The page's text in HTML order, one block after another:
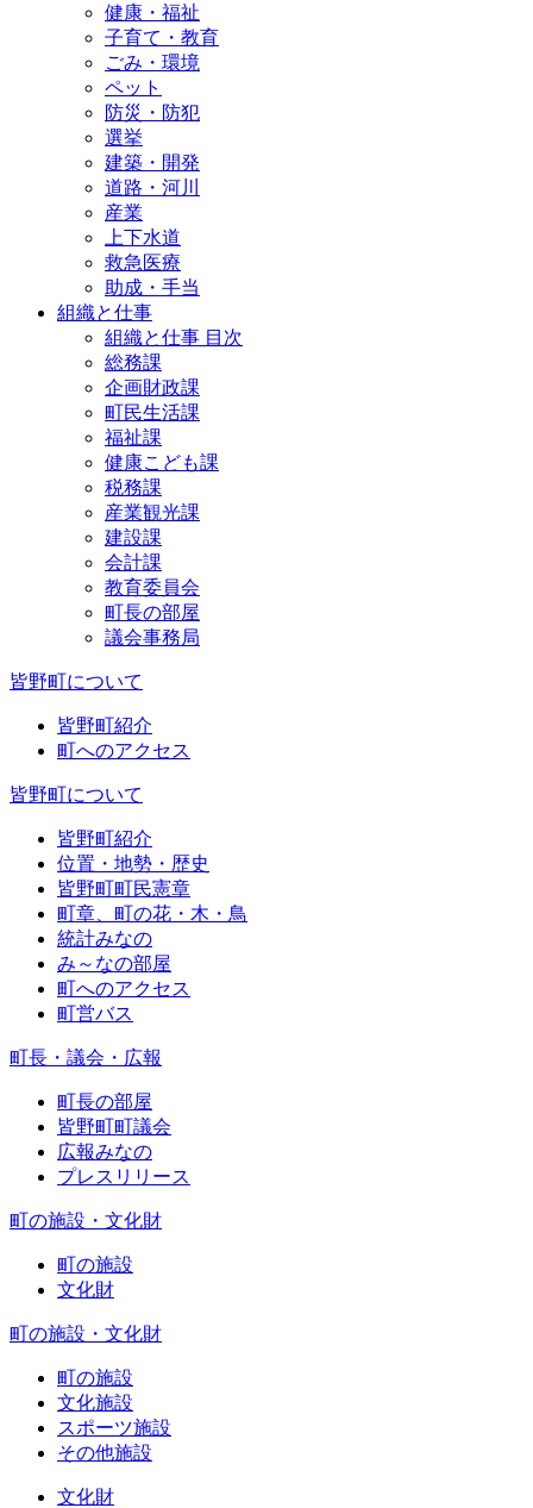
健康・福祉
子育て・教育
ごみ・環境
ペット
防災・防犯
選挙
建築・開発
道路・河川
産業
上下水道
救急医療
助成・手当
組織と仕事
組織と仕事 目次
総務課
企画財政課
町民生活課
福祉課
健康こども課
税務課
産業観光課
建設課
会計課
教育委員会
町長の部屋
議会事務局
皆野町について
皆野町紹介
町へのアクセス
皆野町について
皆野町紹介
位置・地勢・歴史
皆野町町民憲章
町章、町の花・木・鳥
統計みなの
み～なの部屋
町へのアクセス
町営バス
町長・議会・広報
町長の部屋
皆野町町議会
広報みなの
プレスリリース
町の施設・文化財
町の施設
文化財
町の施設・文化財
町の施設
文化施設
スポーツ施設
その他施設
文化財